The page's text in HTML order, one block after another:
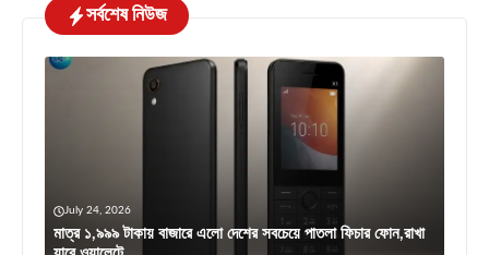
সর্বশেষ নিউজ
July 24, 2026
মাত্র ১,৯৯৯ টাকায় বাজারে এলো দেশের সবচেয়ে পাতলা ফিচার ফোন,রাখা